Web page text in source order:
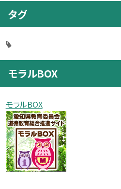
タグ
モラルBOX
モラルBOX